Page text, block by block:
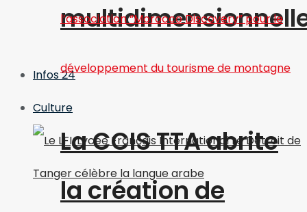
Infos 24
Culture
La CCIS TTA abrite
la création de